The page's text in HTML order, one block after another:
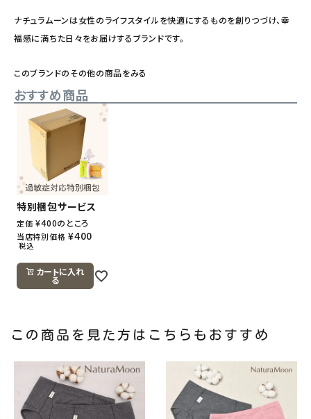
ナチュラムーンは女性のライフスタイルを快適にするものを創りつづけ、幸
福感に満ちた日々をお届けするブランドです。
このブランドのその他の商品をみる
おすすめ商品
特別梱包サービス
定価 ¥400のところ
当店特別価格 ¥400
税込
カートに入れ
る
この商品を見た方はこちらもおすすめ